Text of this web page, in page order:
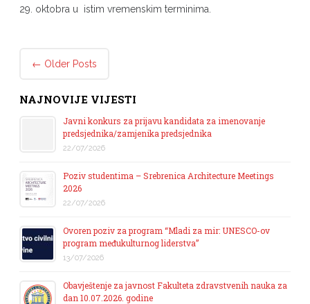
29. oktobra u istim vremenskim terminima.
Post navigation
← Older Posts
NAJNOVIJE VIJESTI
Javni konkurs za prijavu kandidata za imenovanje
predsjednika/zamjenika predsjednika
22/07/2026
Poziv studentima – Srebrenica Architecture Meetings
2026
22/07/2026
Ovoren poziv za program “Mladi za mir: UNESCO-ov
program međukulturnog liderstva”
13/07/2026
Obavještenje za javnost Fakulteta zdravstvenih nauka za
dan 10.07.2026. godine